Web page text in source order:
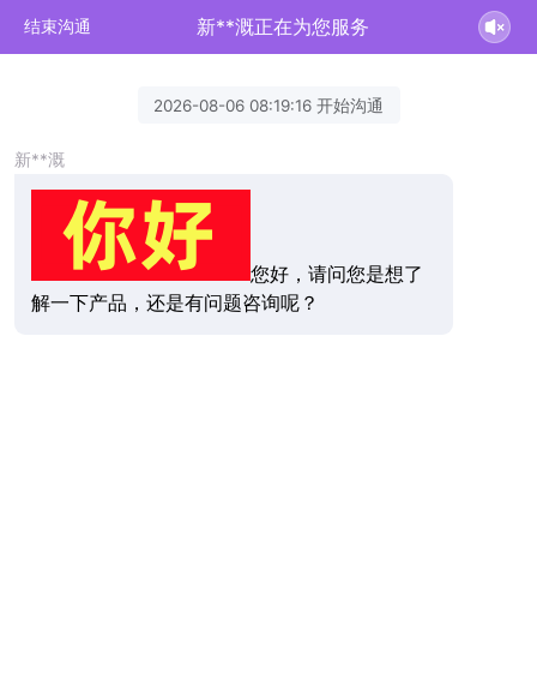
结束沟通 新**溉正在为您服务
2026-08-06 08:19:16 开始沟通
新**溉
您好，请问您是想了
解一下产品，还是有问题咨询呢？